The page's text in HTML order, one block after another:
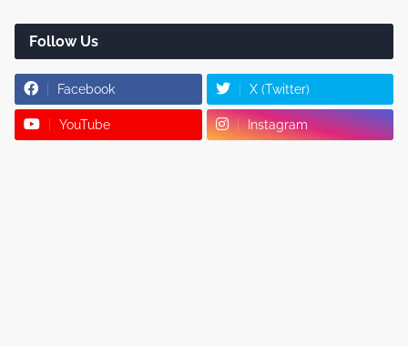
Follow Us
Facebook X (Twitter)
YouTube Instagram